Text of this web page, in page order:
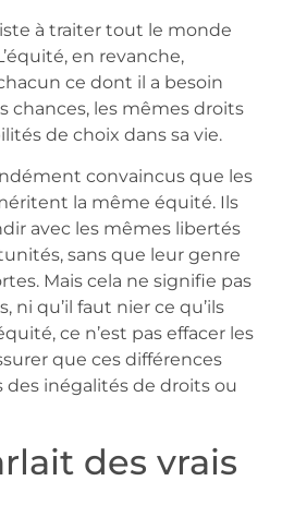
à traiter tout le monde
en revanche,
ce dont il a besoin
chances, les mêmes droits
de choix dans sa vie.
convaincus que les
la même équité. Ils
avec les mêmes libertés
sans que leur genre
Mais cela ne signifie pas
ni qu’il faut nier ce qu’ils
ce n’est pas effacer les
que ces différences
des inégalités de droits ou
des vrais